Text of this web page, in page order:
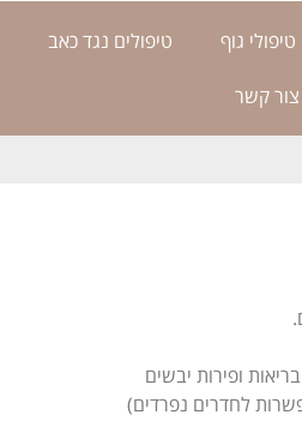
טיפולי גוף טיפולים נגד כאב
צור קשר
ופירות יבשים
לחדרים נפרדים)